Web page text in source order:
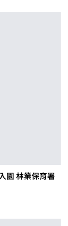
園 林業保育署